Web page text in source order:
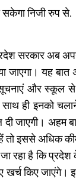
सकेगा निजी रुप से.
सरकार अब
जाएगा। यह
और स्कूल
इनको चलाने के
जाएगी। अहम
तो इससे अधिक
रहा है कि
किए